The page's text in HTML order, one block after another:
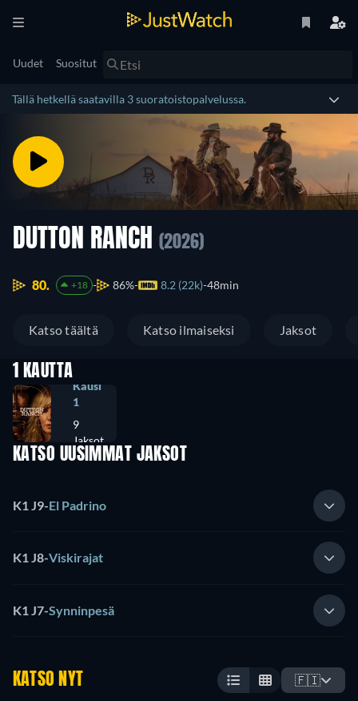
Uudet Suositut
Tällä hetkellä saatavilla 3 suoratoistopalvelussa.
DUTTON RANCH (2026)
80. +18 86% 8.2 (22k) 48min
Katso täältä Katso ilmaiseksi Jaksot
1 KAUTTA
Kausi
1
9
Jaksot
KATSO UUSIMMAT JAKSOT
K1 J9-El Padrino
K1 J8-Viskirajat
K1 J7-Synninpesä
KATSO NYT 🇫🇮